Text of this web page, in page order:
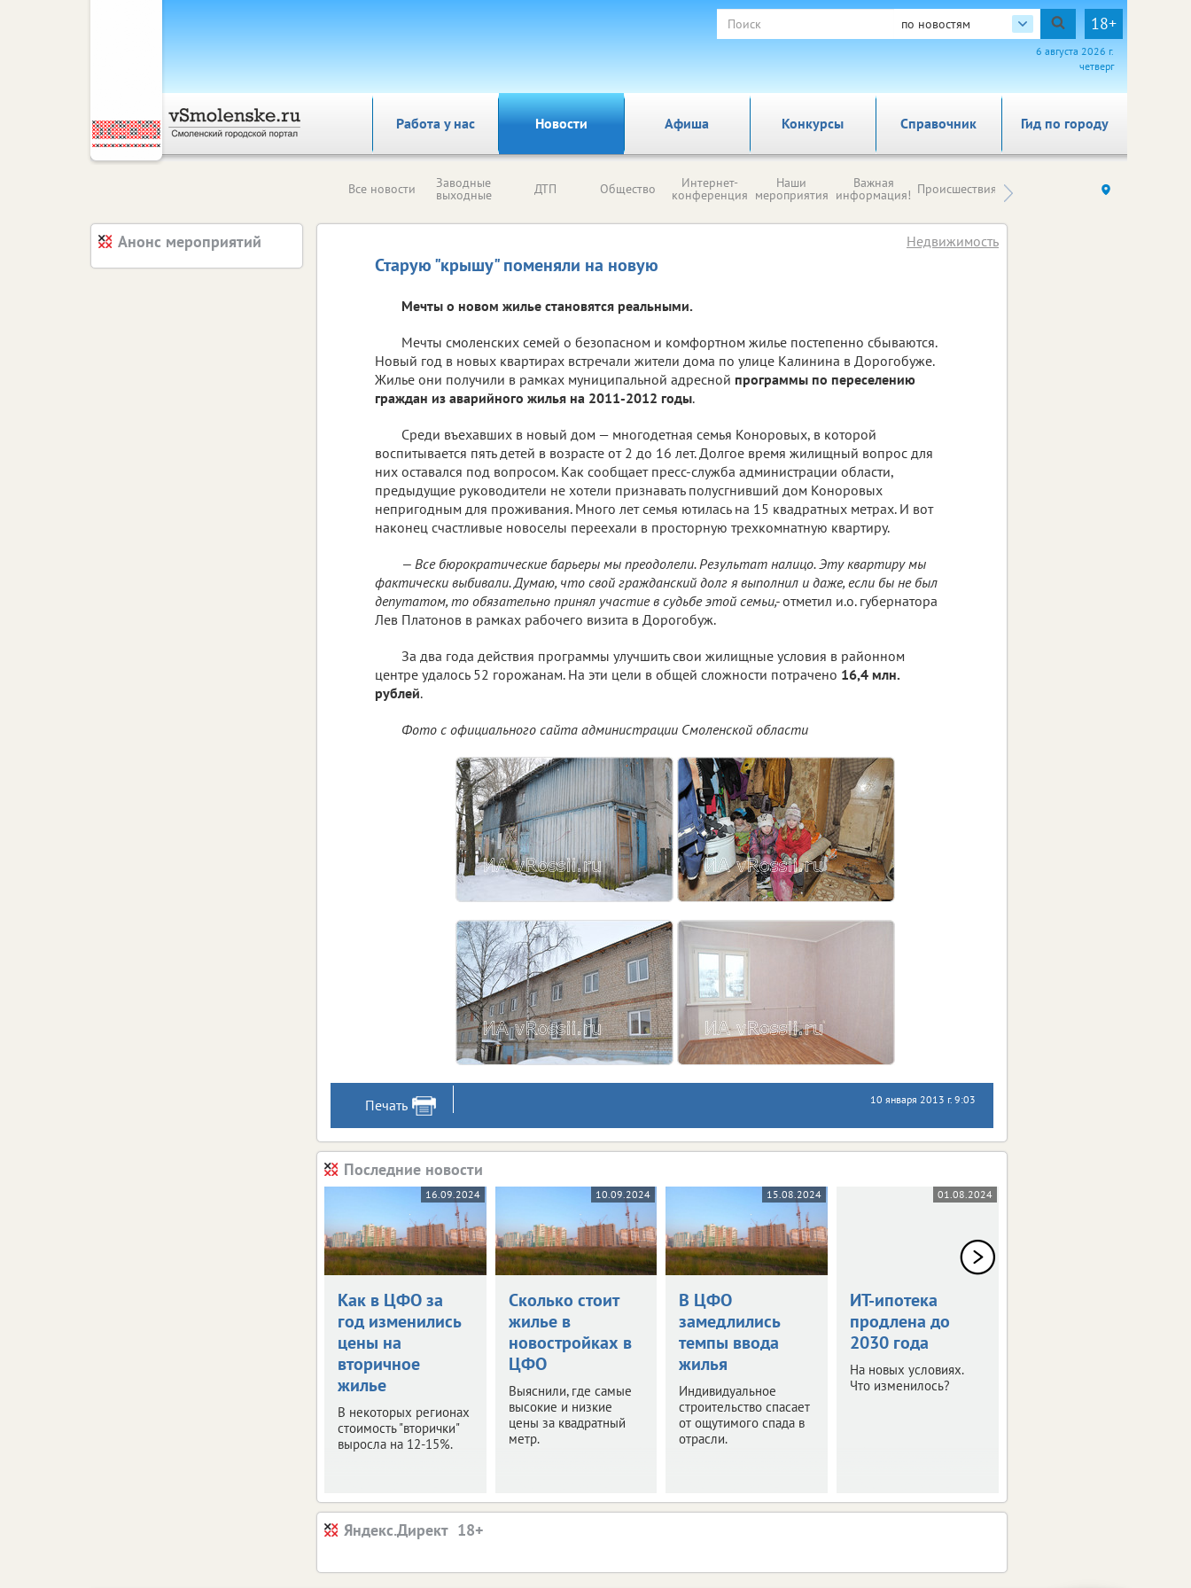
по новостям 18+
6 августа 2026 г.
четверг
Работа у нас Новости Афиша Справочник Гид по городу
Конкурсы
Все новости Заводные
выходные ДТП Общество Интернет-
конференция
Наши
мероприятия
Важная
информация! Происшествия Здоровье компаний (на
Старую "крышу" поменяли на новую
Недвижимость
Мечты о новом жилье становятся реальными.
Мечты смоленских семей о безопасном и комфортном жилье постепенно сбываются.
Новый год в новых квартирах встречали жители дома по улице Калинина в Дорогобуже.
Жилье они получили в рамках муниципальной адресной программы по переселению
граждан из аварийного жилья на 2011-2012 годы.
Среди въехавших в новый дом — многодетная семья Коноровых, в которой
воспитывается пять детей в возрасте от 2 до 16 лет. Долгое время жилищный вопрос для
них оставался под вопросом. Как сообщает пресс-служба администрации области,
предыдущие руководители не хотели признавать полусгнивший дом Коноровых
непригодным для проживания. Много лет семья ютилась на 15 квадратных метрах. И вот
наконец счастливые новоселы переехали в просторную трехкомнатную квартиру.
— Все бюрократические барьеры мы преодолели. Результат налицо. Эту квартиру мы
фактически выбивали. Думаю, что свой гражданский долг я выполнил и даже, если бы не был
депутатом, то обязательно принял участие в судьбе этой семьи,-отметил и.о. губернатора
Лев Платонов в рамках рабочего визита в Дорогобуж.
За два года действия программы улучшить свои жилищные условия в районном
центре удалось 52 горожанам. На эти цели в общей сложности потрачено 16,4 млн.
рублей.
Фото с официального сайта администрации Смоленской области
Печать 10 января 2013 г. 9:03
Последние новости
16.09.2024
Как в ЦФО за
год изменились
цены на
вторичное
жилье
В некоторых регионах
стоимость "вторички"
выросла на 12-15%.
10.09.2024
Сколько стоит
жилье в
новостройках в
ЦФО
Выяснили, где самые
высокие и низкие
цены за квадратный
метр.
15.08.2024
В ЦФО
замедлились
темпы ввода
жилья
Индивидуальное
строительство спасает
от ощутимого спада в
отрасли.
01.08.2024
ИТ-ипотека
продлена до
2030 года
На новых условиях.
Что изменилось?
Яндекс.Директ
Анонс мероприятий